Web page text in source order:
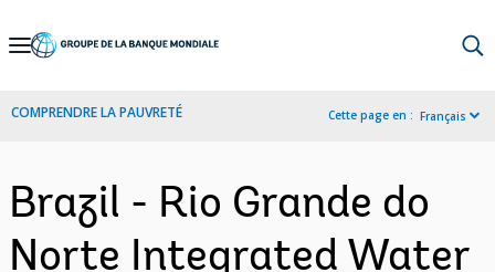
Skip
Navigation
COMPRENDRE LA PAUVRETÉ Cette page en : Français
Brazil - Rio Grande do
Norte Integrated Water